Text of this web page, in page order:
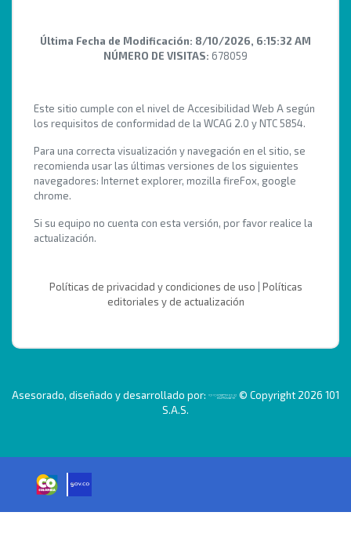
Última Fecha de Modificación: 8/10/2026, 6:15:32 AM
NÚMERO DE VISITAS: 678059
Este sitio cumple con el nivel de Accesibilidad Web A según
los requisitos de conformidad de la WCAG 2.0 y NTC 5854.
Para una correcta visualización y navegación en el sitio, se
recomienda usar las últimas versiones de los siguientes
navegadores: Internet explorer, mozilla fireFox, google
chrome.
Si su equipo no cuenta con esta versión, por favor realice la
actualización.
Políticas de privacidad y condiciones de uso
Políticas
editoriales y de actualización
Asesorado, diseñado y desarrollado por:
© Copyright 2026 101
S.A.S.